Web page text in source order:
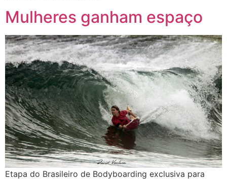
Mulheres ganham espaço
Etapa do Brasileiro de Bodyboarding exclusiva para